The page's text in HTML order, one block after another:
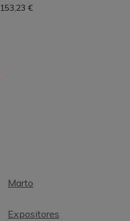
153,23 €
Marto
Expositores